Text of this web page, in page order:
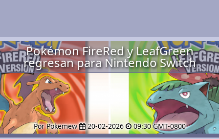
Pokémon FireRed y LeafGreen
regresan para Nintendo Switch
Por Pokemew 20-02-2026 09:30 GMT-0800